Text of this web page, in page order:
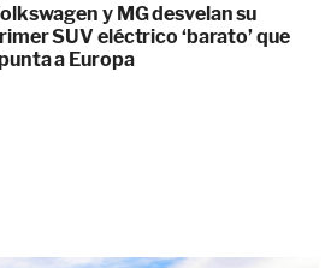
y MG desvelan su
SUV eléctrico ‘barato’ que
a Europa